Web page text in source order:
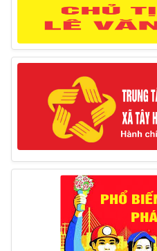
tịch UBND huyện và Phó
huyện (Từ ngày 10/3/2025 –
Thông báo tổ chức
hiện biện pháp khắc phục
17/06/2025
Thông báo đăng ký
tháng 6/2025 của Chủ tịch
26/05/2025
Lịch tiếp công dân
Chủ tịch UBND huyện
09/05/2025